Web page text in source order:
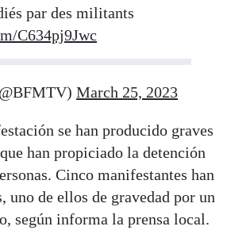
par des militants
C634pj9Jwc
March 25, 2023
se han producido graves
han propiciado la detención
Cinco manifestantes han
uno de ellos de gravedad por un
según informa la prensa local.